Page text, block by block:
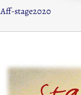
Aff-stage2020